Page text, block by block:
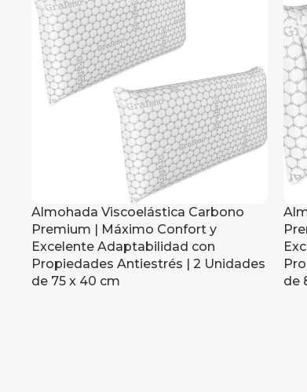
Almohada Viscoelástica Carbono
Premium | Máximo Confort y
Excelente Adaptabilidad con
Propiedades Antiestrés | 2 Unidades
de 75 x 40 cm
de